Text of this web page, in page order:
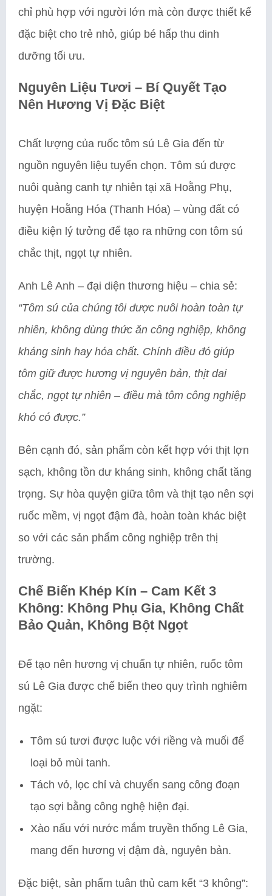
chỉ phù hợp với người lớn mà còn được thiết kế
đặc biệt cho trẻ nhỏ, giúp bé hấp thu dinh
dưỡng tối ưu.
Nguyên Liệu Tươi – Bí Quyết Tạo
Nên Hương Vị Đặc Biệt
Chất lượng của ruốc tôm sú Lê Gia đến từ
nguồn nguyên liệu tuyển chọn. Tôm sú được
nuôi quảng canh tự nhiên tại xã Hoằng Phụ,
huyện Hoằng Hóa (Thanh Hóa) – vùng đất có
điều kiện lý tưởng để tạo ra những con tôm sú
chắc thịt, ngọt tự nhiên.
Anh Lê Anh – đại diện thương hiệu – chia sẻ:
“Tôm sú của chúng tôi được nuôi hoàn toàn tự
nhiên, không dùng thức ăn công nghiệp, không
kháng sinh hay hóa chất. Chính điều đó giúp
tôm giữ được hương vị nguyên bản, thịt dai
chắc, ngọt tự nhiên – điều mà tôm công nghiệp
khó có được.”
Bên cạnh đó, sản phẩm còn kết hợp với thịt lợn
sạch, không tồn dư kháng sinh, không chất tăng
trọng. Sự hòa quyện giữa tôm và thịt tạo nên sợi
ruốc mềm, vị ngọt đậm đà, hoàn toàn khác biệt
so với các sản phẩm công nghiệp trên thị
trường.
Chế Biến Khép Kín – Cam Kết 3
Không: Không Phụ Gia, Không Chất
Bảo Quản, Không Bột Ngọt
Để tạo nên hương vị chuẩn tự nhiên, ruốc tôm
sú Lê Gia được chế biến theo quy trình nghiêm
ngặt:
Tôm sú tươi được luộc với riềng và muối để
loại bỏ mùi tanh.
Tách vỏ, lọc chỉ và chuyển sang công đoạn
tạo sợi bằng công nghệ hiện đại.
Xào nấu với nước mắm truyền thống Lê Gia,
mang đến hương vị đậm đà, nguyên bản.
Đặc biệt, sản phẩm tuân thủ cam kết “3 không”: